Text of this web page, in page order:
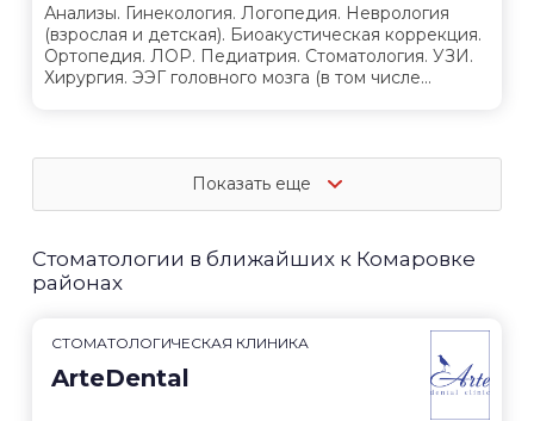
Анализы. Гинекология. Логопедия. Неврология
(взрослая и детская). Биоакустическая коррекция.
Ортопедия. ЛОР. Педиатрия. Стоматология. УЗИ.
Хирургия. ЭЭГ головного мозга (в том числе...
Показать еще
Стоматологии в ближайших к Комаровке
районах
СТОМАТОЛОГИЧЕСКАЯ КЛИНИКА
ArteDental